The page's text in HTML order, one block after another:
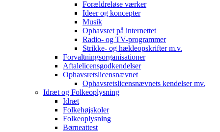
Forældreløse værker
Ideer og koncepter
Musik
Ophavsret på internettet
Radio- og TV-programmer
Strikke- og hækleopskrifter m.v.
Forvaltningsorganisationer
Aftalelicensgodkendelser
Ophavsretslicensnævnet
Ophavsretslicensnævnets kendelser mv.
Idræt og Folkeoplysning
Idræt
Folkehøjskoler
Folkeoplysning
Børneattest